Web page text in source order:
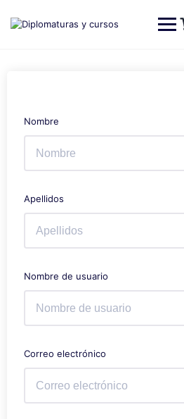
contenido
Nombre
Apellidos
Nombre de usuario
Correo electrónico